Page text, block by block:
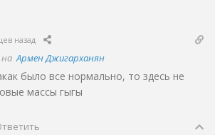
назад
наАрмен Джигарханян
было все нормально, то здесь не
массы гыгы